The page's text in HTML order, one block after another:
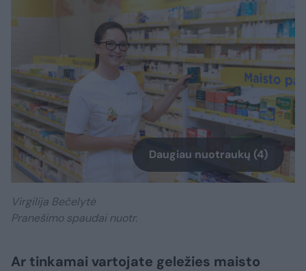
Daugiau nuotraukų (4)
Virgilija Bečelytė
Pranešimo spaudai nuotr.
Ar tinkamai vartojate geležies maisto